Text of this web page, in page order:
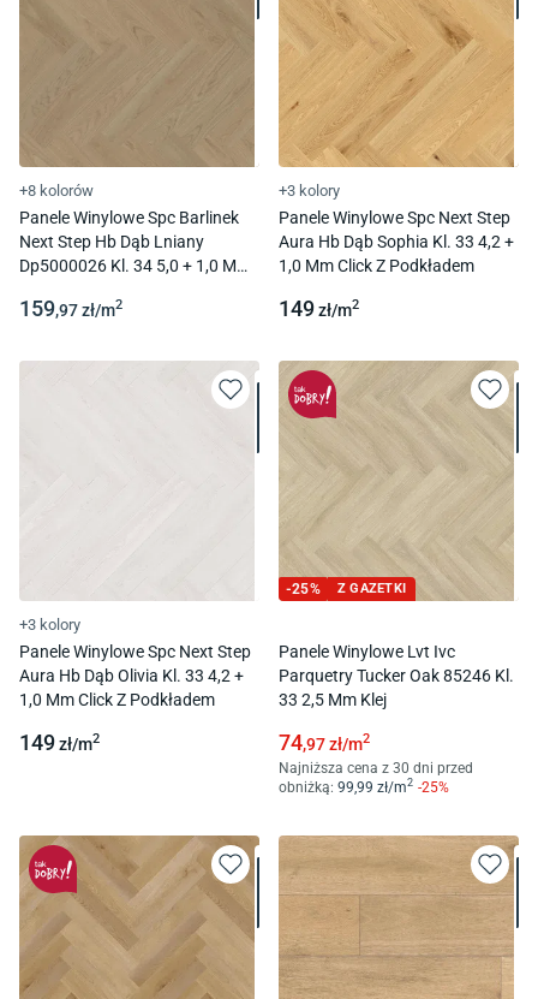
+8 kolorów
Panele Winylowe Spc Barlinek
Next Step Hb Dąb Lniany
Dp5000026 Kl. 34 5,0 + 1,0 Mm
159,97zł/m2
+3 kolory
Panele Winylowe Spc Next Step
Aura Hb Dąb Sophia Kl. 33 4,2 +
1,0 Mm Click Z Podkładem
149zł/m2
+3 kolory
Panele Winylowe Spc Next Step
Aura Hb Dąb Olivia Kl. 33 4,2 +
1,0 Mm Click Z Podkładem
149zł/m2
-25% Z GAZETKI
Panele Winylowe Lvt Ivc
Parquetry Tucker Oak 85246 Kl.
33 2,5 Mm Klej
74,97zł/m2
Najniższa cena z 30 dni przed
obniżką: 99 ,99 zł/m2 -25%